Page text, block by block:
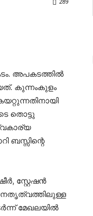
അപകടത്തില്‍
കുന്നംകുളം
തൊട്ടു
ബസ്സിന്റെ
സ്റ്റേഷന്‍
മേഖലയില്‍